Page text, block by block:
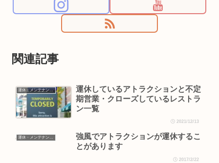
関連記事
運休・メンテナンス情報
運休しているアトラクションと不定
期営業・クローズしているレストラ
ン一覧
2021/12/13
運休・メンテナンス情報
強風でアトラクションが運休するこ
とがあります
2017/2/22